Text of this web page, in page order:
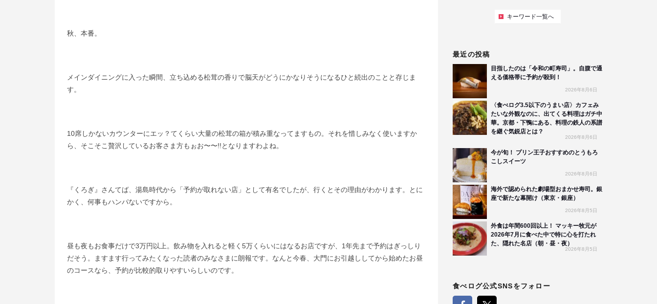
秋、本番。
メインダイニングに入った瞬間、立ち込める松茸の香りで脳天がどうにかなりそうになるひと続出のことと存じま
す。
10席しかないカウンターにエッ？てくらい大量の松茸の箱が積み重なってますもの。それを惜しみなく使いますか
ら、そこそこ贅沢しているお客さま方もぉお〜〜!!となりますわよね。
『くろぎ』さんてば、湯島時代から「予約が取れない店」として有名でしたが、行くとその理由がわかります。とに
かく、何事もハンパないですから。
昼も夜もお食事だけで3万円以上。飲み物を入れると軽く5万くらいにはなるお店ですが、1年先まで予約はぎっしり
だそう。ますます行ってみたくなった読者のみなさまに朗報です。なんと今春、大門にお引越ししてから始めたお昼
のコースなら、予約が比較的取りやすいらしいのです。
キーワード一覧へ
最近の投稿
目指したのは「令和の町寿司」。自腹で通
える価格帯に予約が殺到！
2026年8月6日
〈食べログ3.5以下のうまい店〉カフェみ
たいな外観なのに、出てくる料理はガチ中
華。京都・下鴨にある、料理の鉄人の系譜
を継ぐ気鋭店とは？
2026年8月6日
今が旬！ プリン王子おすすめのとうもろ
こしスイーツ
2026年8月6日
海外で認められた劇場型おまかせ寿司。銀
座で新たな幕開け（東京・銀座）
2026年8月5日
外食は年間600回以上！ マッキー牧元が
2026年7月に食べた中で特に心を打たれ
た、隠れた名店（朝・昼・夜）
2026年8月5日
食べログ公式SNSをフォロー